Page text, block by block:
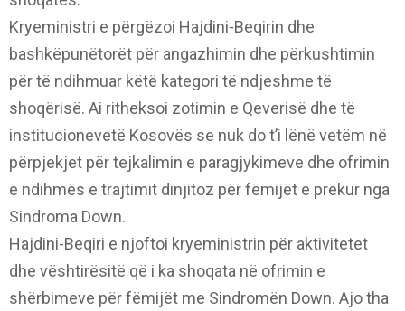
Kryeministri e përgëzoi Hajdini-Beqirin dhe
bashkëpunëtorët për angazhimin dhe përkushtimin
për të ndihmuar këtë kategori të ndjeshme të
shoqërisë. Ai ritheksoi zotimin e Qeverisë dhe të
institucionevetë Kosovës se nuk do t’i lënë vetëm në
përpjekjet për tejkalimin e paragjykimeve dhe ofrimin
e ndihmës e trajtimit dinjitoz për fëmijët e prekur nga
Sindroma Down.
Hajdini-Beqiri e njoftoi kryeministrin për aktivitetet
dhe vështirësitë që i ka shoqata në ofrimin e
shërbimeve për fëmijët me Sindromën Down. Ajo tha